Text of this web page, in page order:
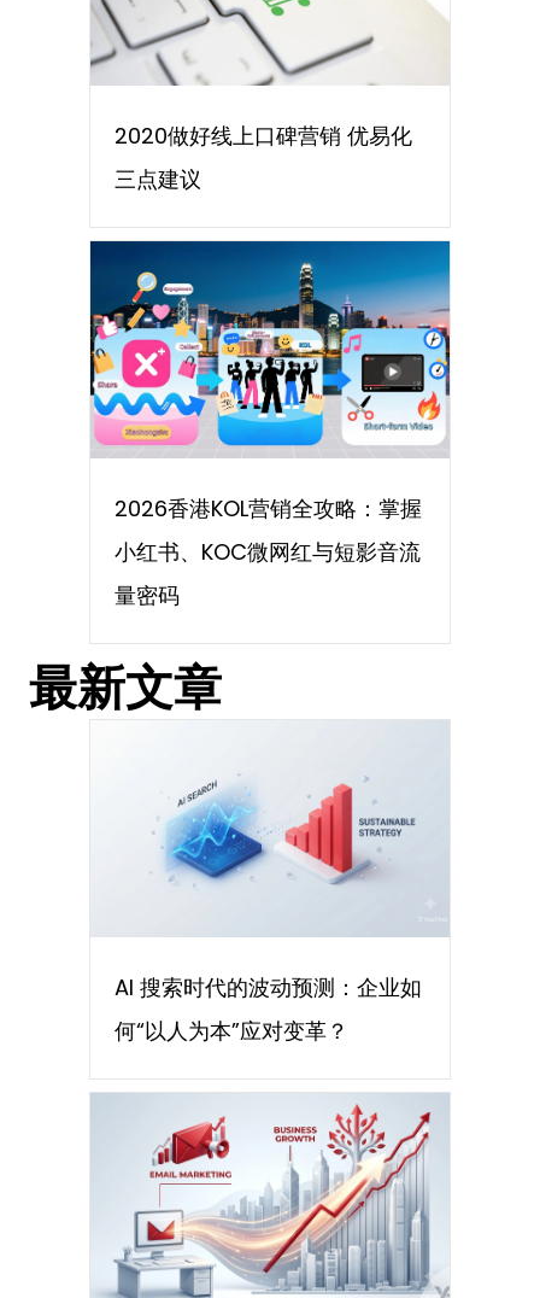
2020做好线上口碑营销 优易化
三点建议
2026香港KOL营销全攻略：掌握
小红书、KOC微网红与短影音流
量密码
最新文章
AI 搜索时代的波动预测：企业如
何“以人为本”应对变革？